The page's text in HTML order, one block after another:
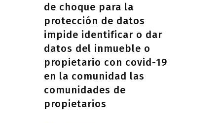
de choque para la
protección de datos
impide identificar o dar
datos del inmueble o
propietario con covid-19
en la comunidad las
comunidades de
propietarios